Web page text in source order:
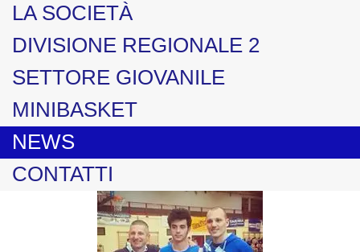
LA SOCIETÀ
DIVISIONE REGIONALE 2
SETTORE GIOVANILE
MINIBASKET
NEWS
CONTATTI